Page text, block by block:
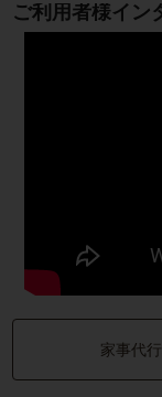
ご利用者様イン
家事代